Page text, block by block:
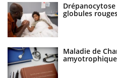
globules
Maladie de